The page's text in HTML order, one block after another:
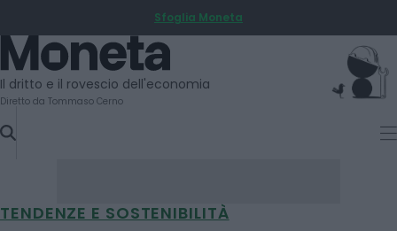
TO
CONTENT
Sfoglia Moneta
Moneta
Il dritto e il rovescio dell'economia
Diretto da Tommaso Cerno
TENDENZE E SOSTENIBILITÀ